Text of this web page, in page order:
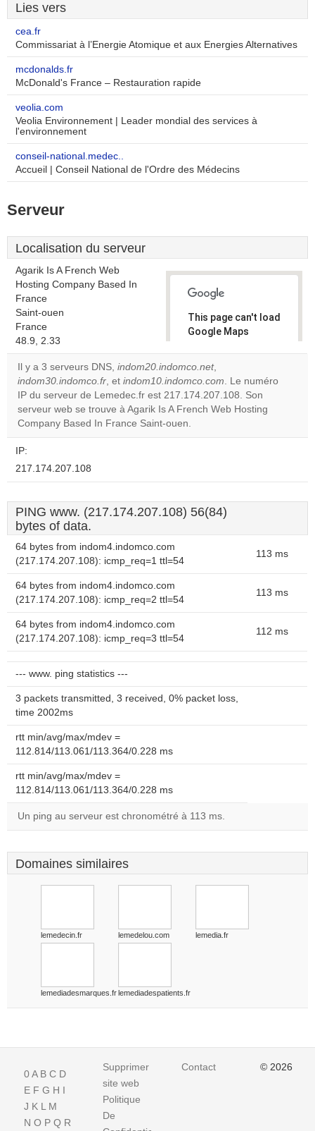
Lies vers
cea.fr
Commissariat à l’Energie Atomique et aux Energies Alternatives
mcdonalds.fr
McDonald's France – Restauration rapide
veolia.com
Veolia Environnement | Leader mondial des services à
l'environnement
conseil-national.medec..
Accueil | Conseil National de l'Ordre des Médecins
Serveur
Localisation du serveur
Agarik Is A French Web
Hosting Company Based In
France
Saint-ouen
France
48.9, 2.33
This page can't load
Google Maps
website?
OK
Il y a 3 serveurs DNS, indom20.indomco.net,
indom30.indomco.fr, et indom10.indomco.com. Le numéro
IP du serveur de Lemedec.fr est 217.174.207.108. Son
serveur web se trouve à Agarik Is A French Web Hosting
Company Based In France Saint-ouen.
IP:
217.174.207.108
PING www. (217.174.207.108) 56(84)
bytes of data.
64 bytes from indom4.indomco.com
(217.174.207.108): icmp_req=1 ttl=54
113 ms
64 bytes from indom4.indomco.com
(217.174.207.108): icmp_req=2 ttl=54
113 ms
64 bytes from indom4.indomco.com
(217.174.207.108): icmp_req=3 ttl=54
112 ms
--- www. ping statistics ---
3 packets transmitted, 3 received, 0% packet loss,
time 2002ms
rtt min/avg/max/mdev =
112.814/113.061/113.364/0.228 ms
rtt min/avg/max/mdev =
112.814/113.061/113.364/0.228 ms
Un ping au serveur est chronométré à 113 ms.
Domaines similaires
lemedecin.fr lemedelou.com lemedia.fr
lemediadesmarques.frlemediadespatients.fr
0A B C D
E F G H I
J K L M
N O P Q R
Supprimer
site web
Politique
De
Contact © 2026